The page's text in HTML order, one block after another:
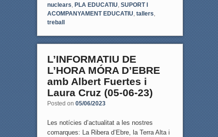
nuclears, PLA EDUCATIU, SUPORT I
ACOMPANYAMENT EDUCATIU, tallers,
treball
L’INFORMATIU DE
L’HORA MÓRA D’EBRE
amb Albert Fuertes i
Laura Cruz (05-06-23)
Posted on 05/06/2023
Les notícies d’actualitat a les nostres
comarques: La Ribera d’Ebre, la Terra Alta i